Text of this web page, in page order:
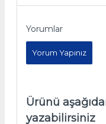
Yorumlar
Yorum Yapınız
Ürünü
yazabilirsiniz